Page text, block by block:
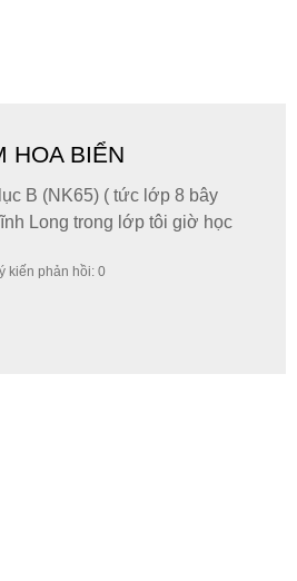
HOA BIỂN
B (NK65) ( tức lớp 8 bây
Long trong lớp tôi giờ học
ý kiến phản hồi: 0